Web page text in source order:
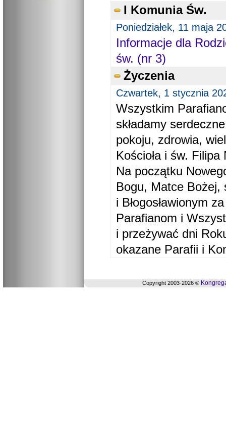
I Komunia Św.
Poniedziałek, 11 maja
Informacje dla
św. (nr 3)
Życzenia
Czwartek, 1 stycznia
Wszystkim
składamy
pokoju, zdrowia,
Kościoła i św. Filipa
Na początku
Bogu, Matce Bożej,
i Błogosławionym
Parafianom i
i przeżywać dni
okazane Parafii i
Copyright 2003-2026 ©